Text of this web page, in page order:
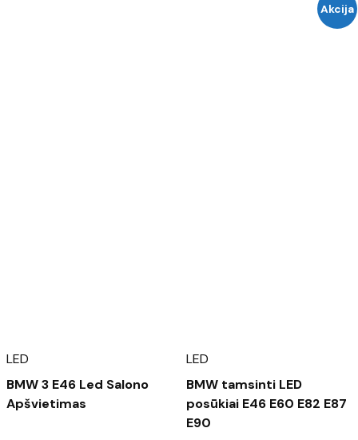
LED
BMW 3 E46 Led Salono
Apšvietimas
Akcija
LED
BMW tamsinti LED
posūkiai E46 E60 E82 E87
E90